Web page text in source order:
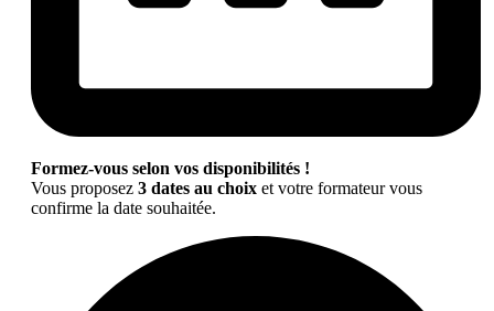
Formez-vous selon vos disponibilités !
Vous proposez 3 dates au choix et votre formateur vous
confirme la date souhaitée.